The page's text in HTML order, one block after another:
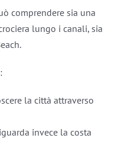
comprendere sia una
lungo i canali, sia
la città attraverso
invece la costa